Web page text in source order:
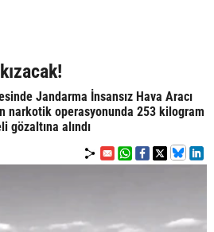
Jandarma İnsansız Hava Aracı
narkotik operasyonunda 253 kilogram
gözaltına alındı